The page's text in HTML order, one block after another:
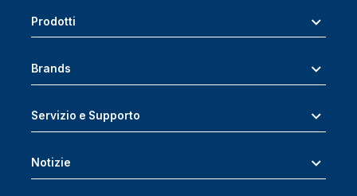
Prodotti
Brands
Servizio e Supporto
Notizie